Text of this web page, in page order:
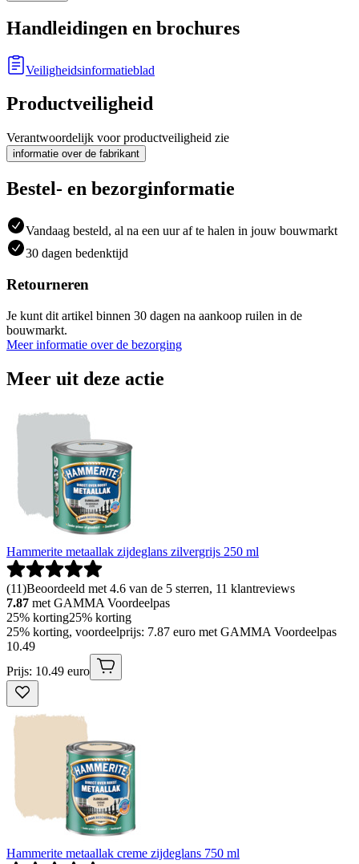
Handleidingen en brochures
Veiligheidsinformatieblad
Productveiligheid
Verantwoordelijk voor productveiligheid zie
informatie over de fabrikant
Bestel- en bezorginformatie
Vandaag besteld, al na een uur af te halen in jouw bouwmarkt
30 dagen bedenktijd
Retourneren
Je kunt dit artikel binnen 30 dagen na aankoop ruilen in de
bouwmarkt.
Meer informatie over de bezorging
Meer uit deze actie
Hammerite metaallak zijdeglans zilvergrijs 250 ml
(11)Beoordeeld met 4.6 van de 5 sterren, 11 klantreviews
7.87 met GAMMA Voordeelpas
25% korting25% korting
25% korting, voordeelprijs: 7.87 euro met GAMMA Voordeelpas
10.49
Prijs: 10.49 euro
Hammerite metaallak creme zijdeglans 750 ml